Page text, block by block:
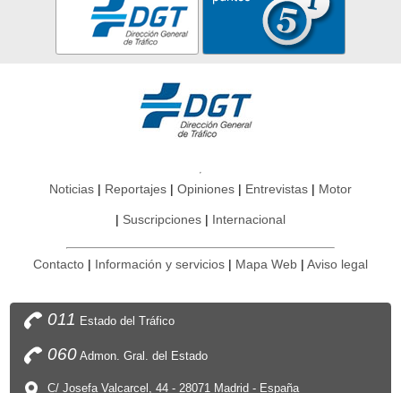
Noticias Reportajes Opiniones Entrevistas Motor
Suscripciones Internacional
Contacto Información y servicios Mapa Web Aviso legal
011 Estado del Tráfico
060Admon. Gral. del Estado
C/ Josefa Valcarcel, 44 - 28071 Madrid - España